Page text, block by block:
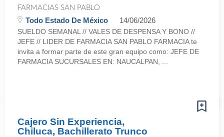
FARMACIAS SAN PABLO
Todo Estado De México 14/06/2026
SUELDO SEMANAL // VALES DE DESPENSA Y BONO //
JEFE // LIDER DE FARMACIA SAN PABLO FARMACIA te
invita a formar parte de este gran equipo como: JEFE DE
FARMACIA SUCURSALES EN: NAUCALPAN, ...
Cajero Sin Experiencia,
Chiluca, Bachillerato Trunco